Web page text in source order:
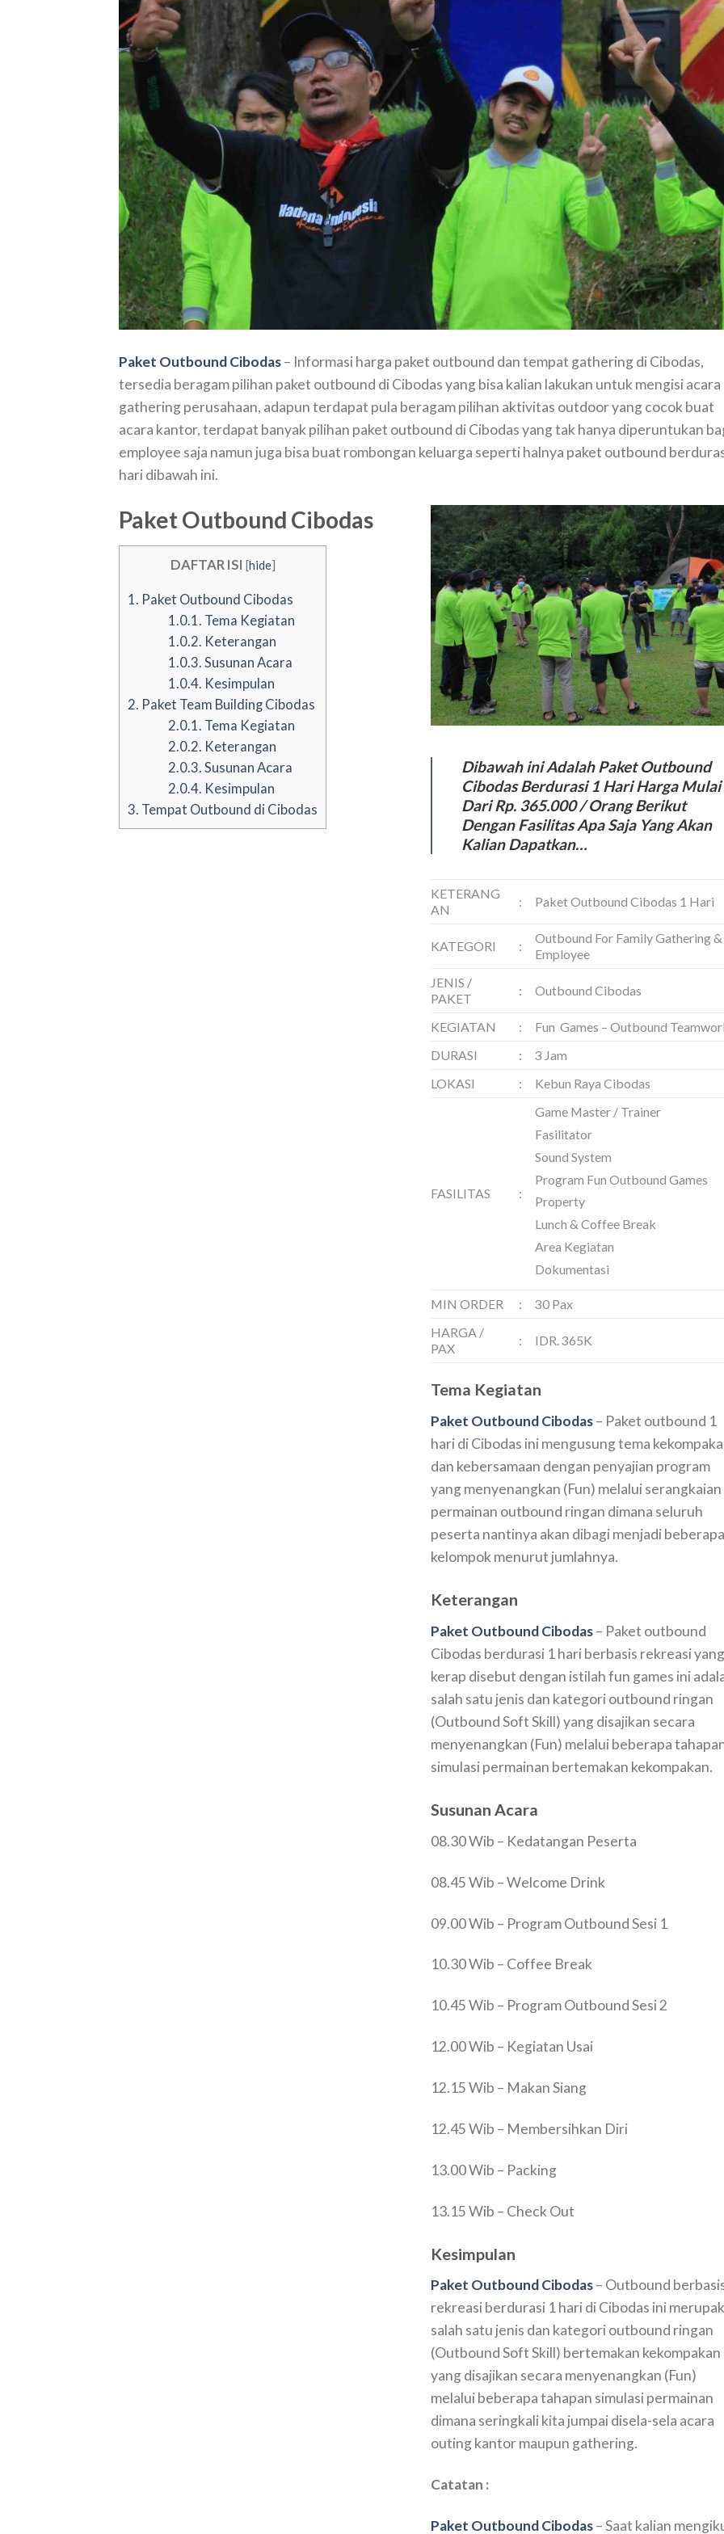
Paket Outbound Cibodas– Informasi harga paket outbound dan tempat gathering di Cibodas,
tersedia beragam pilihan paket outbound di Cibodas yang bisa kalian lakukan untuk mengisi acara
gathering perusahaan, adapun terdapat pula beragam pilihan aktivitas outdoor yang cocok buat
acara kantor, terdapat banyak pilihan paket outbound di Cibodas yang tak hanya diperuntukan
employee saja namun juga bisa buat rombongan keluarga seperti halnya paket outbound
hari dibawah ini.
Paket Outbound Cibodas
DAFTAR ISI [hide]
1. Paket Outbound Cibodas
1.0.1. Tema Kegiatan
1.0.2. Keterangan
1.0.3. Susunan Acara
1.0.4. Kesimpulan
2. Paket Team Building Cibodas
2.0.1. Tema Kegiatan
2.0.2. Keterangan
2.0.3. Susunan Acara
2.0.4. Kesimpulan
3. Tempat Outbound di Cibodas
Dibawah ini Adalah Paket Outbound
Cibodas Berdurasi 1 Hari Harga Mulai
Dari Rp. 365.000 / Orang Berikut
Dengan Fasilitas Apa Saja Yang Akan
Kalian Dapatkan…
KETERANG
AN
: Paket Outbound Cibodas 1 Hari
KATEGORI :
Outbound For Family Gathering &
Employee
JENIS /
PAKET
: Outbound Cibodas
KEGIATAN :
Fun Games – Outbound
DURASI
:
3 Jam
LOKASI
: Kebun Raya Cibodas
FASILITAS :
Game Master / Trainer
Fasilitator
Sound System
Program Fun Outbound Games
Property
Lunch & Coffee Break
Area Kegiatan
Dokumentasi
MIN ORDER :
30 Pax
HARGA /
PAX
: IDR. 365K
Tema Kegiatan
Paket Outbound Cibodas– Paket outbound 1
hari di Cibodas ini mengusung tema
dan kebersamaan dengan penyajian program
yang menyenangkan (Fun) melalui serangkaian
permainan outbound ringan dimana seluruh
peserta nantinya akan dibagi menjadi beberapa
kelompok menurut jumlahnya.
Keterangan
Paket Outbound Cibodas– Paket outbound
Cibodas berdurasi 1 hari berbasis rekreasi yang
kerap disebut dengan istilah fun games ini
salah satu jenis dan kategori outbound ringan
(Outbound Soft Skill) yang disajikan secara
menyenangkan (Fun) melalui beberapa
simulasi permainan bertemakan kekompakan.
Susunan Acara
08.30 Wib – Kedatangan Peserta
08.45 Wib – Welcome Drink
09.00 Wib – Program Outbound Sesi 1
10.30 Wib – Coffee Break
10.45 Wib – Program Outbound Sesi 2
12.00 Wib – Kegiatan Usai
12.15 Wib – Makan Siang
12.45 Wib – Membersihkan Diri
13.00 Wib – Packing
13.15 Wib – Check Out
Kesimpulan
Paket Outbound Cibodas– Outbound
rekreasi berdurasi 1 hari di Cibodas ini
salah satu jenis dan kategori outbound ringan
(Outbound Soft Skill) bertemakan kekompakan
yang disajikan secara menyenangkan (Fun)
melalui beberapa tahapan simulasi permainan
dimana seringkali kita jumpai disela-sela acara
outing kantor maupun gathering.
Catatan :
Paket Outbound Cibodas– Saat kalian